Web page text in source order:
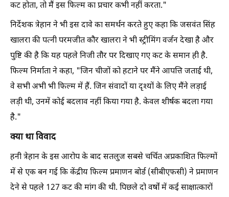
कट होता, तो मैं इस फिल्म का प्रचार कभी नहीं करता."
निर्देशक त्रेहान ने भी इस दावे का समर्थन करते हुए कहा कि जसवंत सिंह
खालरा की पत्नी परमजीत कौर खालरा ने भी स्ट्रीमिंग वर्जन देखा है और
पुष्टि की है कि यह पहले निजी तौर पर दिखाए गए कट के समान ही है.
फिल्म निर्माता ने कहा, "जिन चीजों को हटाने पर मैंने आपत्ति जताई थी,
वे सभी अभी भी फिल्म में हैं. जिन संवादों या दृश्यों के लिए मैंने लड़ाई
लड़ी थी, उनमें कोई बदलाव नहीं किया गया है. केवल शीर्षक बदला गया
है."
क्या था विवाद
हनी त्रेहान के इस आरोप के बाद सतलुज सबसे चर्चित अप्रकाशित फिल्मों
में से एक बन गई कि केंद्रीय फिल्म प्रमाणन बोर्ड (सीबीएफसी) ने प्रमाणन
देने से पहले 127 कट की मांग की थी. पिछले दो वर्षों में कई साक्षात्कारों